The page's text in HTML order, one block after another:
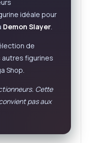
idéale pour
Demon Slayer.
de
autres figurines
Shop.
Cette
pas aux